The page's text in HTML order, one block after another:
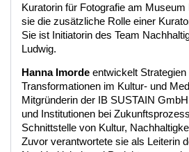
Kuratorin für Fotografie am
sie die zusätzliche Rolle einer
Sie ist Initiatorin des Team
Ludwig.
Hanna Imorde entwickelt
Transformationen im Kultur- und
Mitgründerin der IB SUSTAIN
und Institutionen bei
Schnittstelle von Kultur,
Zuvor verantwortete sie als Leiterin